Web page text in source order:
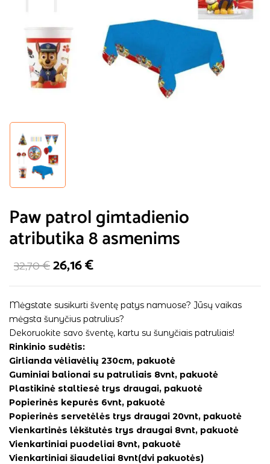
Paw patrol gimtadienio
atributika 8 asmenims
32,70€26,16€
Mėgstate susikurti šventę patys namuose? Jūsų vaikas
mėgsta šunyčius patrulius?
Dekoruokite savo šventę, kartu su šunyčiais patruliais!
Rinkinio sudėtis:
Girlianda vėliavėlių 230cm, pakuotė
Guminiai balionai su patruliais 8vnt, pakuotė
Plastikinė staltiesė trys draugai, pakuotė
Popierinės kepurės 6vnt, pakuotė
Popierinės servetėlės trys draugai 20vnt, pakuotė
Vienkartinės lėkštutės trys draugai 8vnt, pakuotė
Vienkartiniai puodeliai 8vnt, pakuotė
Vienkartiniai šiaudeliai 8vnt(dvi pakuotės)